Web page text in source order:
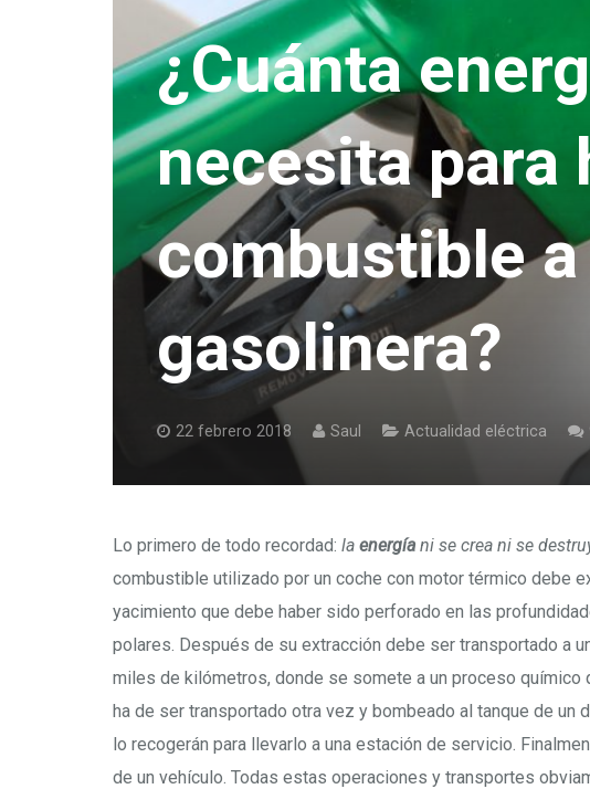
¿Cuánta
necesita para
combustible a
gasolinera?
22 febrero 2018 Saul Actualidad eléctrica
Lo primero de todo recordad: la energía ni se crea ni se
combustible utilizado por un coche con motor térmico debe
yacimiento que debe haber sido perforado en las
polares. Después de su extracción debe ser transportado a
miles de kilómetros, donde se somete a un proceso químico
ha de ser transportado otra vez y bombeado al tanque de
lo recogerán para llevarlo a una estación de servicio.
de un vehículo. Todas estas operaciones y transportes